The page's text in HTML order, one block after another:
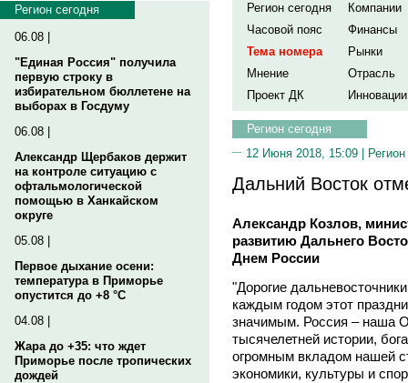
Регион сегодня
06.08 |
"Единая Россия" получила
первую строку в
избирательном бюллетене на
выборах в Госдуму
06.08 |
Александр Щербаков держит
на контроле ситуацию с
офтальмологической
помощью в Ханкайском
округе
05.08 |
Первое дыхание осени:
температура в Приморье
опустится до +8 °C
04.08 |
Жара до +35: что ждет
Приморье после тропических
дождей
Регион сегодня
Компании
Часовой пояс
Финансы
Тема номера
Рынки
Мнение
Отрасль
Проект ДК
Инновации
Регион сегодня
12 Июня 2018, 15:09 |
Дальний Восток
Александр Козлов,
развитию Дальнего
Днем России
"Дорогие
каждым годом этот
значимым. Россия – наша
тысячелетней истории,
огромным вкладом нашей
экономики, культуры и